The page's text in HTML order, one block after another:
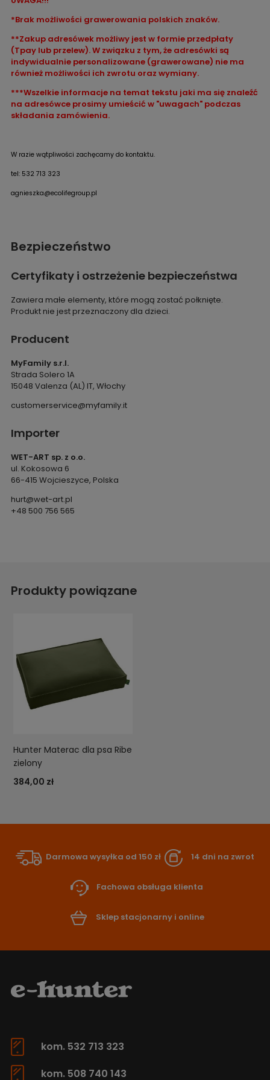
*Brak możliwości grawerowania polskich znaków.
**Zakup adresówek możliwy jest w formie przedpłaty
(Tpay lub przelew). W związku z tym, że adresówki są
indywidualnie personalizowane (grawerowane) nie ma
również możliwości ich zwrotu oraz wymiany.
***Wszelkie informacje na temat tekstu jaki ma się znaleźć
na adresówce prosimy umieścić w "uwagach" podczas
składania zamówienia.
W razie wątpliwości zachęcamy do kontaktu.
tel: 532 713 323
agnieszka@ecolifegroup.pl
Bezpieczeństwo
Certyfikaty i ostrzeżenie bezpieczeństwa
Zawiera małe elementy, które mogą zostać połknięte.
Produkt nie jest przeznaczony dla dzieci.
Producent
MyFamily s.r.l.
Strada Solero 1A
15048 Valenza (AL) IT, Włochy
customerservice@myfamily.it
Importer
WET-ART sp. z o.o.
ul. Kokosowa 6
66-415 Wojcieszyce, Polska
hurt@wet-art.pl
+48 500 756 565
Produkty powiązane
Hunter Materac dla psa Ribe
zielony
384,00 zł
Darmowa wysyłka od 150 zł 14 dni na zwrot
Fachowa obsługa klienta
Sklep stacjonarny i online
kom. 532 713 323
kom. 508 740 143